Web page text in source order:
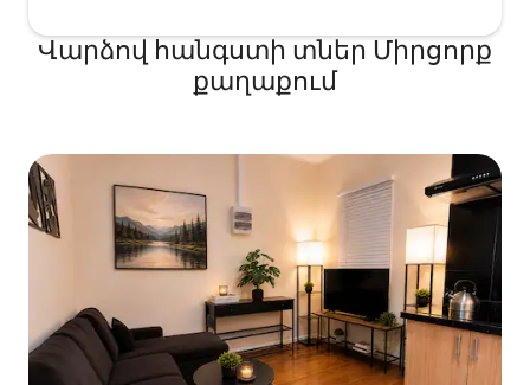
Վարձով հանգստի տներ Միրցորք
քաղաքում